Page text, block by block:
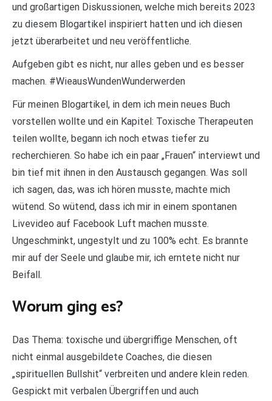
und großartigen Diskussionen, welche mich bereits 2023
zu diesem Blogartikel inspiriert hatten und ich diesen
jetzt überarbeitet und neu veröffentliche.
Aufgeben gibt es nicht, nur alles geben und es besser
machen. #WieausWundenWunderwerden
Für meinen Blogartikel, in dem ich mein neues Buch
vorstellen wollte und ein Kapitel: Toxische Therapeuten
teilen wollte, begann ich noch etwas tiefer zu
recherchieren. So habe ich ein paar „Frauen“ interviewt und
bin tief mit ihnen in den Austausch gegangen. Was soll
ich sagen, das, was ich hören musste, machte mich
wütend. So wütend, dass ich mir in einem spontanen
Livevideo auf Facebook Luft machen musste.
Ungeschminkt, ungestylt und zu 100% echt. Es brannte
mir auf der Seele und glaube mir, ich erntete nicht nur
Beifall.
Worum ging es?
Das Thema: toxische und übergriffige Menschen, oft
nicht einmal ausgebildete Coaches, die diesen
„spirituellen Bullshit“ verbreiten und andere klein reden.
Gespickt mit verbalen Übergriffen und auch